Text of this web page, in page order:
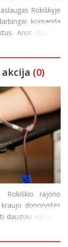
Rokiškyje
komanda
Anot įstaigos
ir išsiaiški
(0)
rajono
donorystės
daugiau vandens